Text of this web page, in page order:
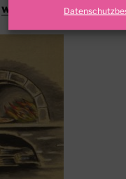
weiterlesen